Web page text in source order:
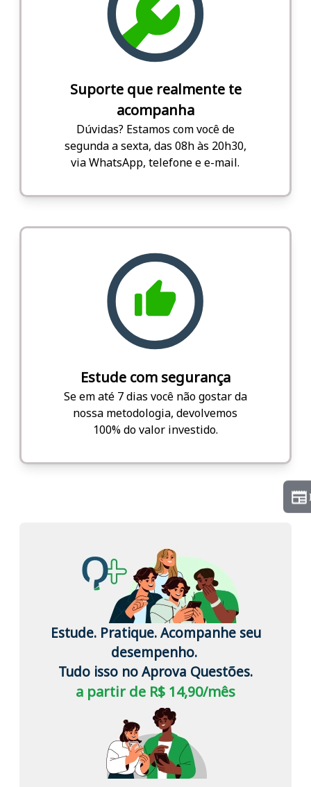
Suporte que realmente te
acompanha
Dúvidas? Estamos com você de
segunda a sexta, das 08h às 20h30,
via WhatsApp, telefone e e-mail.
Estude com segurança
Se em até 7 dias você não gostar da
nossa metodologia, devolvemos
100% do valor investido.
Estude. Pratique. Acompanhe seu
desempenho.
Tudo isso no Aprova Questões.
a partir de R$ 14,90/mês